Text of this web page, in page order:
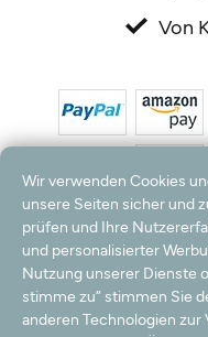
Von
nur innerhalb
Hinweis:Wir nutzen Ihre E-Mail
werden können. Ihre
© 2003 - 2026 Rudolf Hossdorf
Wir verwenden Cookies
unsere Seiten sicher und
prüfen und Ihre
und personalisierter
Nutzung unserer Dienste
stimme zu“ stimmen Sie
anderen Technologien zur